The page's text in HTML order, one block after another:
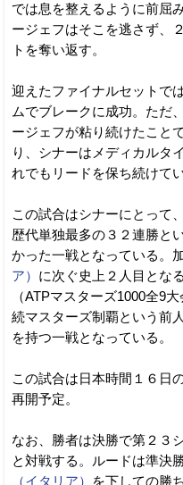
では息を整えるように前屈
ージェフはそこを逃さず、
トを奪い返す。
迎えたファイナルセットで
ムでブレークに成功。ただ
ージェフが粘り続けたこと
り、シナーはメディカルタ
れでもリードを保ち続けて
この試合はシナーにとって
歴代単独最多の３２連勝と
かった一戦となっている。加
ア） に次ぐ史上２人目とな
（ATPマスターズ1000全9
続マスターズ制覇という前
を持つ一戦となっている。
この試合は日本時間１６日
再開予定。
なお、勝者は決勝で第２３
と対戦する。ルードは準決
（イタリア）
を下しての勝